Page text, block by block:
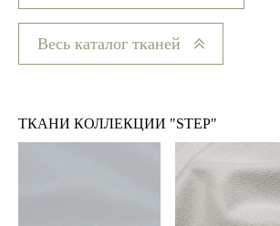
Весь каталог тканей
ТКАНИ КОЛЛЕКЦИИ "STEP"